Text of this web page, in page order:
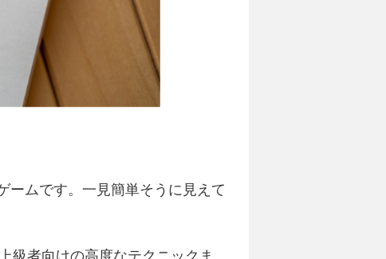
ームです。一見簡単そうに見えて
級者向けの高度なテクニックま